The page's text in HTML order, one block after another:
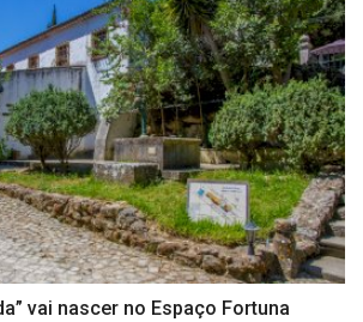
vai nascer no Espaço Fortuna